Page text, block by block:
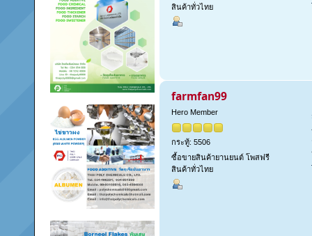
สินค้าทั่วไทย
farmfan99
Hero Member
กระทู้: 5506
ซื้อขายสินค้ายานยนต์ โพสฟรี
สินค้าทั่วไทย